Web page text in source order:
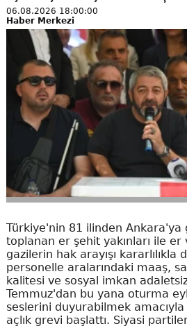
06.08.2026 18:00:00
Haber Merkezi
Türkiye'nin 81 ilinden Ankara'ya
toplanan er şehit yakınları ile
gazilerin hak arayışı
personelle aralarındaki maaş,
kalitesi ve sosyal imkan
Temmuz'dan bu yana oturma
seslerini duyurabilmek amacıyla
açlık grevi başlattı. Siyasi